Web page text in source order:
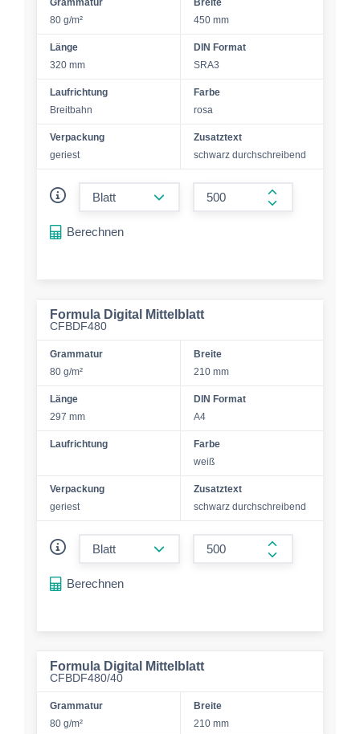
Grammatur
80 g/m²
Breite
450 mm
Länge
320 mm
DIN Format
SRA3
Laufrichtung
Breitbahn
Farbe
rosa
Verpackung
geriest
Zusatztext
schwarz durchschreibend
form.increase-
Berechnen
Formula Digital Mittelblatt
CFBDF480
Grammatur
80 g/m²
Breite
210 mm
Länge
297 mm
DIN Format
A4
Laufrichtung
Farbe
weiß
Verpackung
geriest
Zusatztext
schwarz durchschreibend
form.increase-
Berechnen
Formula Digital Mittelblatt
CFBDF480/40
Grammatur
80 g/m²
Breite
210 mm